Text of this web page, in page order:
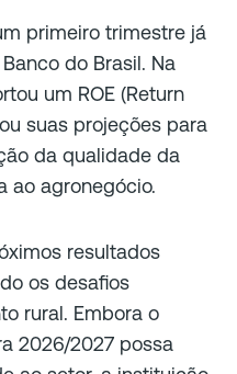
primeiro trimestre já
do Brasil. Na
um ROE (Return
suas projeções para
da qualidade da
ao agronegócio.
resultados
os desafios
rural. Embora o
2026/2027 possa